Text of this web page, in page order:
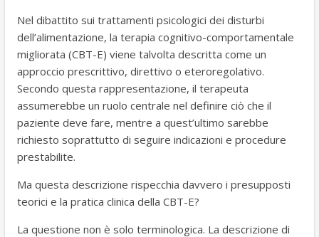
Nel dibattito sui trattamenti psicologici dei disturbi
dell’alimentazione, la terapia cognitivo-comportamentale
migliorata (CBT-E) viene talvolta descritta come un
approccio prescrittivo, direttivo o eteroregolativo.
Secondo questa rappresentazione, il terapeuta
assumerebbe un ruolo centrale nel definire ciò che il
paziente deve fare, mentre a quest’ultimo sarebbe
richiesto soprattutto di seguire indicazioni e procedure
prestabilite.
Ma questa descrizione rispecchia davvero i presupposti
teorici e la pratica clinica della CBT-E?
La questione non è solo terminologica. La descrizione di